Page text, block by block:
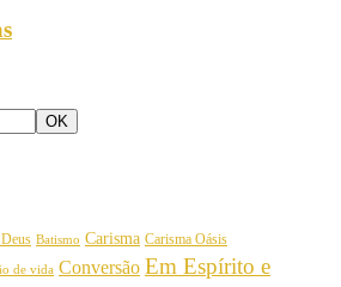
Batismo Carisma Carisma Oásis
de vida Conversão Em Espírito e